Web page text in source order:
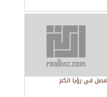
فصل في رؤيا الكنز